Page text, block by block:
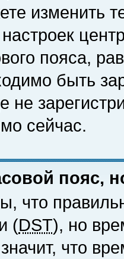
изменить
пояса,
быть
не
сейчас.
пояс,
что
(DST), но
что